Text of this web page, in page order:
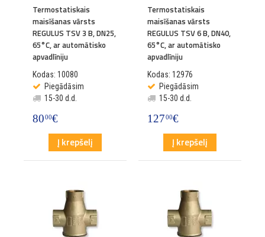
Termostatiskais
maisīšanas vārsts
REGULUS TSV 3 B, DN25,
65°C, ar automātisko
apvadlīniju
Kodas: 10080
Piegādāsim
15-30 d.d.
8000€
Į krepšelį
Termostatiskais
maisīšanas vārsts
REGULUS TSV 6 B, DN40,
65°C, ar automātisko
apvadlīniju
Kodas: 12976
Piegādāsim
15-30 d.d.
12700€
Į krepšelį